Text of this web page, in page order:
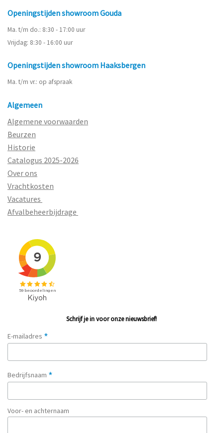
Openingstijden showroom Gouda
Ma. t/m do.: 8:30 - 17:00 uur
Vrijdag: 8:30 - 16:00 uur
Openingstijden showroom Haaksbergen
Ma. t/m vr.: op afspraak
Algemeen
Algemene voorwaarden
Beurzen
Historie
Catalogus 2025-2026
Over ons
Vrachtkosten
Vacatures
Afvalbeheerbijdrage
Schrijf je in voor onze nieuwsbrief!
E-mailadres *
Bedrijfsnaam *
Voor- en achternaam